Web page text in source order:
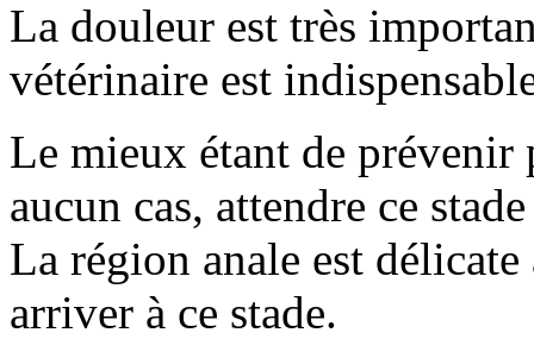
La douleur est très
vétérinaire est
Le mieux étant de
aucun cas, attendre ce
La région anale est
arriver à ce stade.